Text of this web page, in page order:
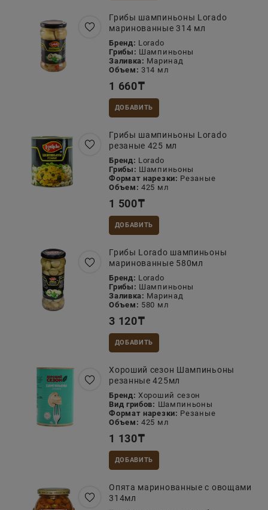
Грибы шампиньоны Lorado
маринованные 314 мл
Бренд: Lorado
Грибы: Шампиньоны
Заливка: Маринад
Объем: 314 мл
1 660₸
ДОБАВИТЬ
Грибы шампиньоны Lorado
резаные 425 мл
Бренд: Lorado
Грибы: Шампиньоны
Формат нарезки: Резаные
Объем: 425 мл
1 500₸
ДОБАВИТЬ
Грибы Lorado шампиньоны
маринованные 580мл
Бренд: Lorado
Грибы: Шампиньоны
Заливка: Маринад
Объем: 580 мл
3 120₸
ДОБАВИТЬ
Хороший сезон Шампиньоны
резанные 425мл
Бренд: Хороший сезон
Вид грибов: Шампиньоны
Формат нарезки: Резаные
Объем: 425 мл
1 130₸
ДОБАВИТЬ
Опята маринованные с овощами
314мл